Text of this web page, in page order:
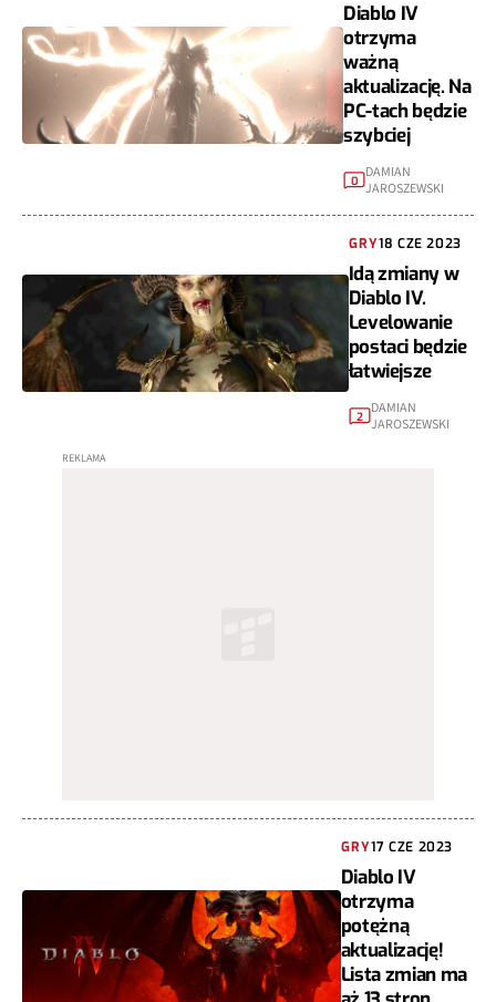
Diablo IV
otrzyma
ważną
aktualizację. Na
PC-tach będzie
szybciej
0
DAMIAN
JAROSZEWSKI
GRY18 CZE 2023
Idą zmiany w
Diablo IV.
Levelowanie
postaci będzie
łatwiejsze
2 DAMIAN
JAROSZEWSKI
GRY17 CZE 2023
Diablo IV
otrzyma
potężną
aktualizację!
Lista zmian ma